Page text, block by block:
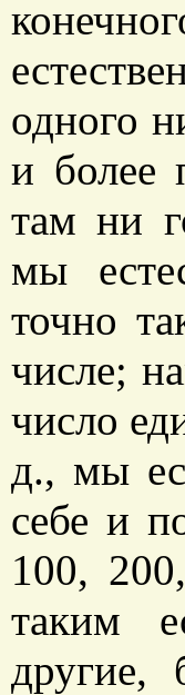
одного
и более
там ни
мы
точно
числе;
число
д., мы
себе и
100,
таким
другие,